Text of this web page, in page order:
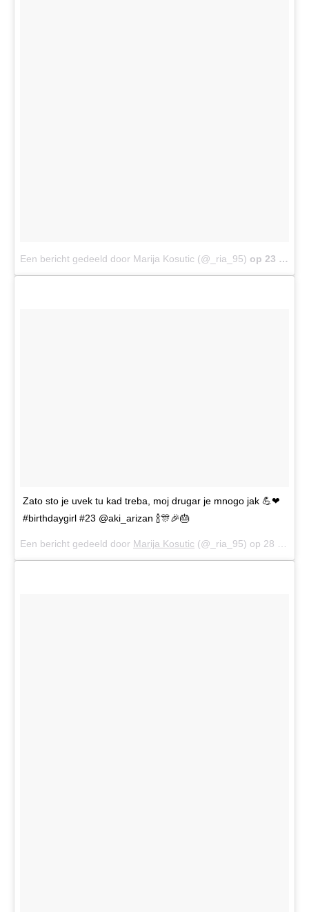
Een bericht gedeeld door Marija Kosutic (@_ria_95) op 23 Nov 2017 om 2:11 (PST)
Zato sto je uvek tu kad treba, moj drugar je mnogo jak 💪❤
#birthdaygirl #23 @aki_arizan 🍾🎊🎉🎂
Een bericht gedeeld door Marija Kosutic (@_ria_95) op 28 Nov 2017 om 3:24 (PST)